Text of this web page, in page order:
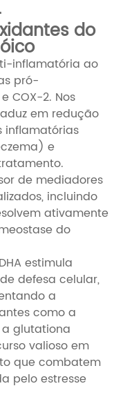
do
inflamatória ao
pró-
COX-2. Nos
em redução
inflamatórias
e
de mediadores
incluindo
ativamente
do
estimula
defesa celular,
a
como a
glutationa
valioso em
que combatem
pelo estresse